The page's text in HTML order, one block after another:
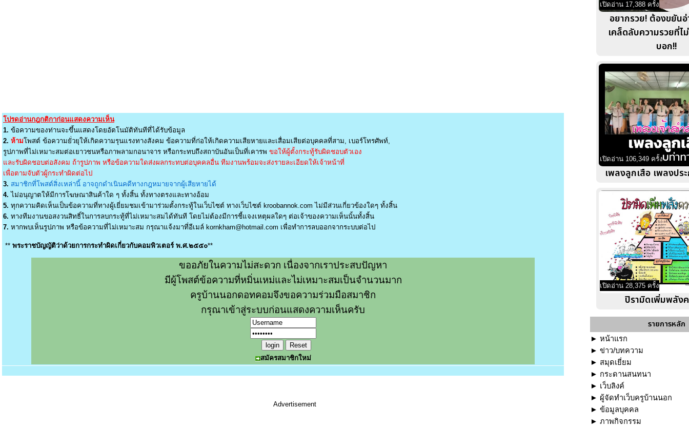
โปรดอ่านกฎกติกาก่อนแสดงความเห็น
1. ข้อความของท่านจะขึ้นแสดงโดยอัตโนมัติทันทีที่ได้รับข้อมูล
2. ห้ามโพสต์ ข้อความยั่วยุให้เกิดความรุนแรงทางสังคม ข้อความที่ก่อให้เกิดความเสียหายและเสื่อมเสียต่อบุคคลที่สาม, เบอร์โทรศัพท์,
รูปภาพที่ไม่เหมาะสมต่อเยาวชนหรือภาพลามกอนาจาร หรือกระทบถึงสถาบันอันเป็นที่เคารพ ขอให้ผู้ตั้งกระทู้รับผิดชอบตัวเอง
และรับผิดชอบต่อสังคม ถ้ารูปภาพ หรือข้อความใดส่งผลกระทบต่อบุคคลอื่น ทีมงานพร้อมจะส่งรายละเอียดให้เจ้าหน้าที่
เพื่อตามจับตัวผู้กระทำผิดต่อไป
3. สมาชิกที่โพสต์สิ่งเหล่านี้ อาจถูกดำเนินคดีทางกฎหมายจากผู้เสียหายได้
4. ไม่อนุญาตให้มีการโฆษณาสินค้าใด ๆ ทั้งสิ้น ทั้งทางตรงและทางอ้อม
5. ทุกความคิดเห็นเป็นข้อความที่ทางผู้เยี่ยมชมเข้ามาร่วมตั้งกระทู้ในเว็บไซต์ ทางเว็บไซต์ kroobannok.com ไม่มีส่วนเกี่ยวข้องใดๆ ทั้งสิ้น
6. ทางทีมงานขอสงวนสิทธิ์ในการลบกระทู้ที่ไม่เหมาะสมได้ทันที โดยไม่ต้องมีการชี้แจงเหตุผลใดๆ ต่อเจ้าของความเห็นนั้นทั้งสิ้น
7. หากพบเห็นรูปภาพ หรือข้อความที่ไม่เหมาะสม กรุณาแจ้งมาที่อีเมล์ kornkham@hotmail.com เพื่อทำการลบออกจากระบบต่อไป
** พระราชบัญญัติว่าด้วยการกระทำผิดเกี่ยวกับคอมพิวเตอร์ พ.ศ.๒๕๕๐**
ขออภัยในความไม่สะดวก เนื่องจากเราประสบปัญหา
มีผู้โพสต์ข้อความที่หมิ่นเหม่และไม่เหมาะสมเป็นจำนวนมาก
ครูบ้านนอกดอทคอมจึงขอความร่วมมือสมาชิก
กรุณาเข้าสู่ระบบก่อนแสดงความเห็นครับ
สมัครสมาชิกใหม่
Advertisement
เปิดอ่าน 17,388 ครั้ง
อยากรวย! ต้องขยัน
เคล็ดลับความรวยที่ไ
บอก!!
เปิดอ่าน 106,349 ครั้ง
เพลงลูกเสือ เพลงปร
เปิดอ่าน 28,375 ครั้ง
ปิรามิดเพิ่มพลัง
รายการหลัก
► หน้าแรก
► ข่าว/บทความ
► สมุดเยี่ยม
► กระดานสนทนา
► เว็บลิงค์
► ผู้จัดทำเว็บครูบ้านนอก
► ข้อมูลบุคคล
► ภาพกิจกรรม